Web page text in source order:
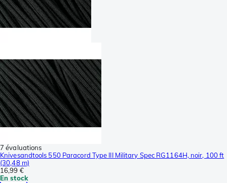
7 évaluations
Knivesandtools 550 Paracord Type III Military Spec RG1164H, noir, 100 ft
(30,48 m)
16,99 €
En stock